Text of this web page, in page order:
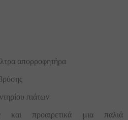
απορροφητήρα
πιάτων
και προαιρετικά μια παλιά